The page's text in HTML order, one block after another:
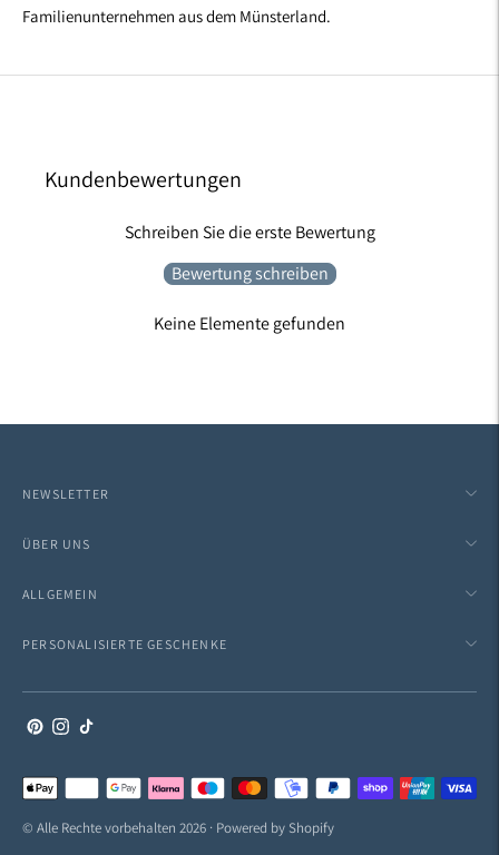
Familienunternehmen aus dem Münsterland.
Kundenbewertungen
Schreiben Sie die erste Bewertung
Bewertung schreiben
Keine Elemente gefunden
NEWSLETTER
ÜBER UNS
ALLGEMEIN
PERSONALISIERTE GESCHENKE
Akzeptierte
© Alle Rechte vorbehalten 2026 · Powered by Shopify